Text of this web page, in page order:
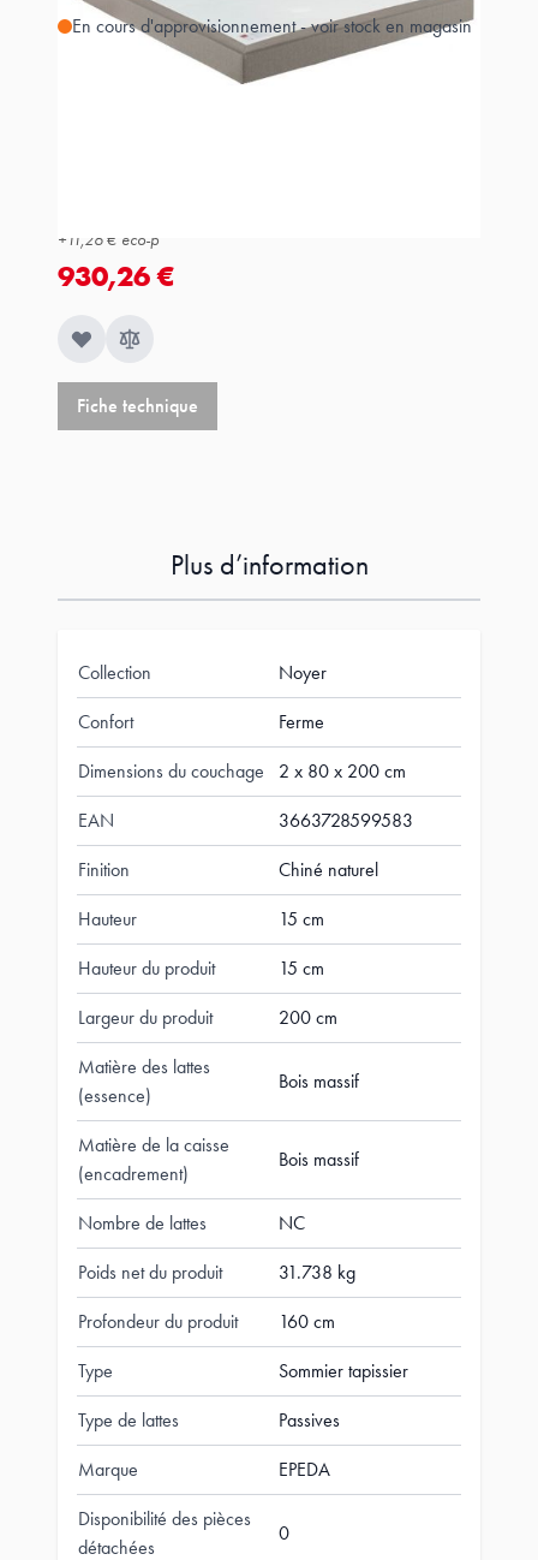
En cours d'approvisionnement - voir stock en magasin
+11,26 € éco-p
930,26 €
Fiche technique
Plus d’information
Collection Noyer
Confort Ferme
Dimensions du couchage 2 x 80 x 200 cm
EAN 3663728599583
Finition Chiné naturel
Hauteur 15 cm
Hauteur du produit 15 cm
Largeur du produit 200 cm
Matière des lattes
(essence)
Bois massif
Matière de la caisse
(encadrement)
Bois massif
Nombre de lattes NC
Poids net du produit 31.738 kg
Profondeur du produit 160 cm
Type Sommier tapissier
Type de lattes Passives
Marque EPEDA
Disponibilité des pièces
détachées
0